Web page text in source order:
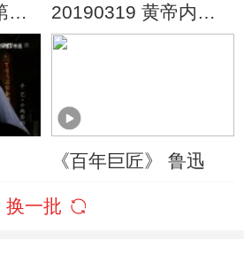
四
20190319 黄帝内经
（第四部） 6 什么是
《百年巨匠》 鲁迅
换一批